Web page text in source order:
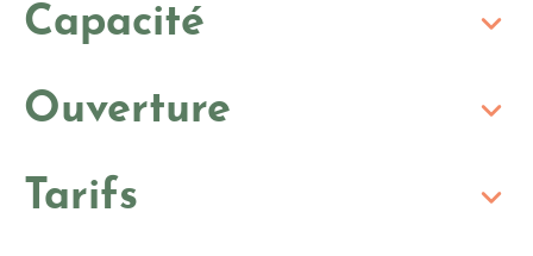
Capacité
Ouverture
Tarifs